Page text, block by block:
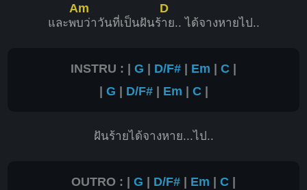
และพ
Am
บว่าวันที่เป็นฝันร้
D
าย.. ได้จางหายไป..
INSTRU : | G | D/F# | Em | C |
| G | D/F#| Em | C |
ฝันร้ายได้จางหาย...ไป..
OUTRO : | G | D/F# | Em | C |